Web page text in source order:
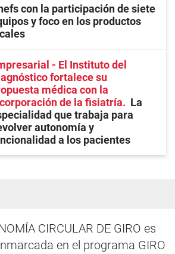
con la participación de siete
y foco en los productos
- El Instituto del
fortalece su
médica con la
de la fisiatría
La
que trabaja para
autonomía y
a los pacientes
CIRCULAR DE GIRO es
en el programa GIRO